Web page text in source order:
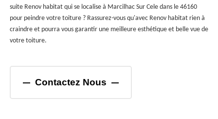
suite Renov habitat qui se localise à Marcilhac Sur Cele dans le 46160
pour peindre votre toiture ? Rassurez-vous qu'avec Renov habitat rien à
craindre et pourra vous garantir une meilleure esthétique et belle vue de
votre toiture.
Contactez Nous